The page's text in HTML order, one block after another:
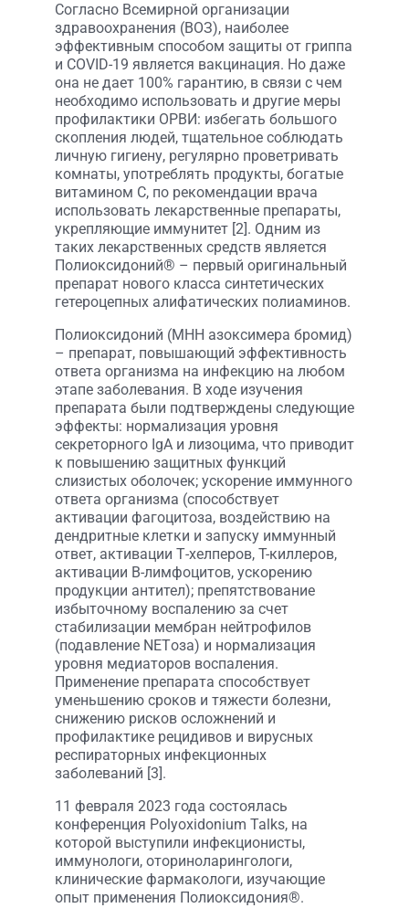
Согласно Всемирной организации
здравоохранения (ВОЗ), наиболее
эффективным способом защиты от гриппа
и COVID-19 является вакцинация. Но даже
она не дает 100% гарантию, в связи с чем
необходимо использовать и другие меры
профилактики ОРВИ: избегать большого
скопления людей, тщательное соблюдать
личную гигиену, регулярно проветривать
комнаты, употреблять продукты, богатые
витамином С, по рекомендации врача
использовать лекарственные препараты,
укрепляющие иммунитет [2]. Одним из
таких лекарственных средств является
Полиоксидоний® – первый оригинальный
препарат нового класса синтетических
гетероцепных алифатических полиаминов.
Полиоксидоний (МНН азоксимера бромид)
– препарат, повышающий эффективность
ответа организма на инфекцию на любом
этапе заболевания. В ходе изучения
препарата были подтверждены следующие
эффекты: нормализация уровня
секреторного IgА и лизоцима, что приводит
к повышению защитных функций
слизистых оболочек; ускорение иммунного
ответа организма (способствует
активации фагоцитоза, воздействию на
дендритные клетки и запуску иммунный
ответ, активации Т-хелперов, T-киллеров,
активации B-лимфоцитов, ускорению
продукции антител); препятствование
избыточному воспалению за счет
стабилизации мембран нейтрофилов
(подавление NETоза) и нормализация
уровня медиаторов воспаления.
Применение препарата способствует
уменьшению сроков и тяжести болезни,
снижению рисков осложнений и
профилактике рецидивов и вирусных
респираторных инфекционных
заболеваний [3].
11 февраля 2023 года состоялась
конференция Polyoxidonium Talks, на
которой выступили инфекционисты,
иммунологи, оториноларингологи,
клинические фармакологи, изучающие
опыт применения Полиоксидония®.